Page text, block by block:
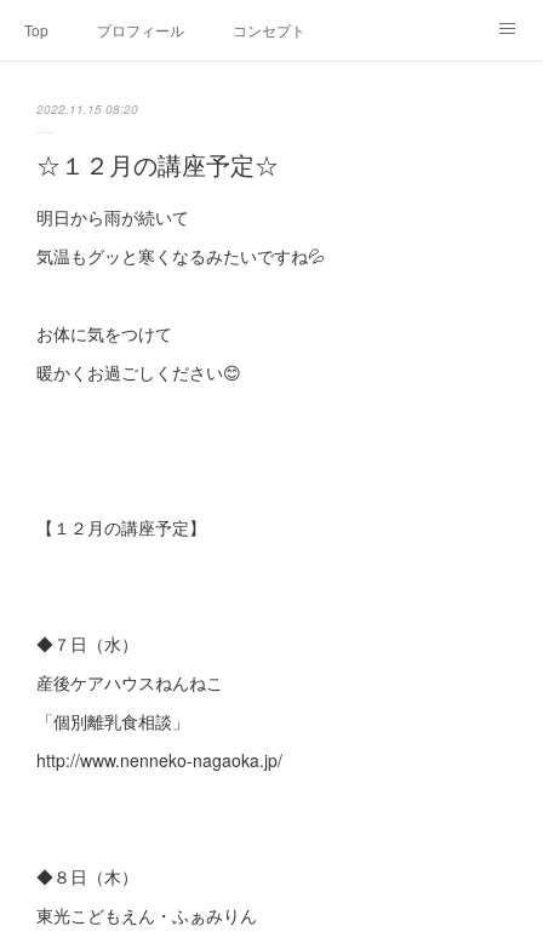
Top プロフィール コンセプト
SNS
2022.11.15 08:20
☆１２月の講座予定☆
明日から雨が続いて
気温もグッと寒くなるみたいですね💦
お体に気をつけて
暖かくお過ごしください😊
【１２月の講座予定】
◆７日（水）
産後ケアハウスねんねこ
「個別離乳食相談」
http://www.nenneko-nagaoka.jp/
◆８日（木）
東光こどもえん・ふぁみりん